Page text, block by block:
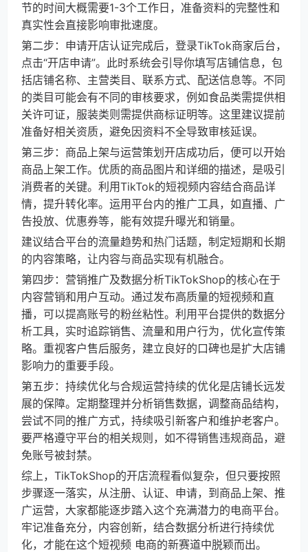
节的时间大概需要1-3个工作日，准备资料的完整性和
真实性会直接影响审批速度。
第二步：申请开店认证完成后，登录TikTok商家后台，
点击“开店申请”。此时系统会引导你填写店铺信息，包
括店铺名称、主营类目、联系方式、配送信息等。不同
的类目可能会有不同的审核要求，例如食品类需提供相
关许可证，服装类则需提供商标证明等。这里建议提前
准备好相关资质，避免因资料不全导致审核延误。
第三步：商品上架与运营策划开店成功后，便可以开始
商品上架工作。优质的商品图片和详细的描述，是吸引
消费者的关键。利用TikTok的短视频内容结合商品详
情，提升转化率。运用平台内的推广工具，如直播、广
告投放、优惠券等，能有效提升曝光和销量。
建议结合平台的流量趋势和热门话题，制定短期和长期
的内容策略，让内容与商品实现有机融合。
第四步：营销推广及数据分析TikTokShop的核心在于
内容营销和用户互动。通过发布高质量的短视频和直
播，可以提高账号的粉丝粘性。利用平台提供的数据分
析工具，实时追踪销售、流量和用户行为，优化宣传策
略。重视客户售后服务，建立良好的口碑也是扩大店铺
影响力的重要手段。
第五步：持续优化与合规运营持续的优化是店铺长远发
展的保障。定期整理并分析销售数据，调整商品结构，
尝试不同的推广方式，持续吸引新客户和维护老客户。
要严格遵守平台的相关规则，如不得销售违规商品，避
免账号被封禁。
综上，TikTokShop的开店流程看似复杂，但只要按照
步骤逐一落实，从注册、认证、申请，到商品上架、推
广运营，大家都能逐步踏入这个充满潜力的电商平台。
牢记准备充分，内容创新，结合数据分析进行持续优
化，才能在这个短视频 电商的新赛道中脱颖而出。